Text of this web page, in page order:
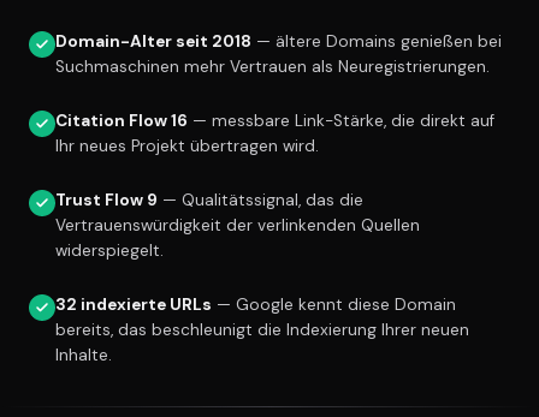
Domain-Alter seit 2018 — ältere Domains genießen bei
Suchmaschinen mehr Vertrauen als Neuregistrierungen.
Citation Flow 16 — messbare Link-Stärke, die direkt auf
Ihr neues Projekt übertragen wird.
Trust Flow 9 — Qualitätssignal, das die
Vertrauenswürdigkeit der verlinkenden Quellen
widerspiegelt.
32 indexierte URLs — Google kennt diese Domain
bereits, das beschleunigt die Indexierung Ihrer neuen
Inhalte.